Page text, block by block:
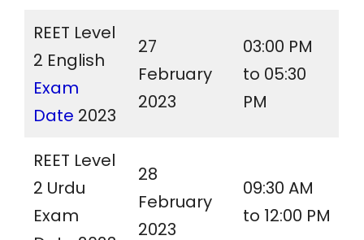
REET Level
2 English
Exam
Date 2023
27
February
2023
03:00 PM
to 05:30
PM
REET Level
2 Urdu
Exam
28
February
2023
09:30 AM
to 12:00 PM